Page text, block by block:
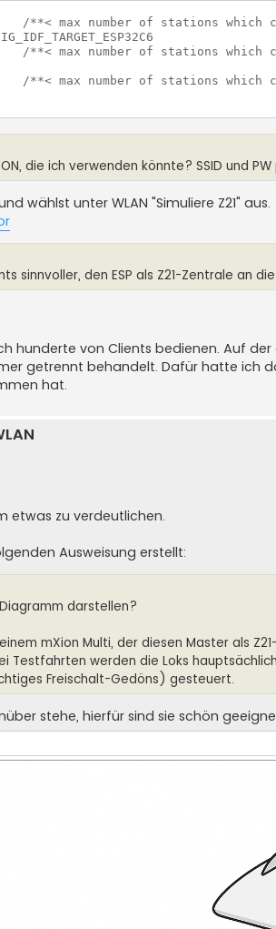
/**< max number of stations which
/**< max number of stations which
/**< max number of stations which
die ich verwenden könnte? SSID und
wählst unter WLAN "Simuliere Z21" aus.
sinnvoller, den ESP als Z21-Zentrale an
hunderte von Clients bedienen. Auf
getrennt behandelt. Dafür hatte ich
hat.
etwas zu verdeutlichen.
Ausweisung erstellt:
darstellen?
mXion Multi, der diesen Master als
Testfahrten werden die Loks
Freischalt-Gedöns) gesteuert.
stehe, hierfür sind sie schön